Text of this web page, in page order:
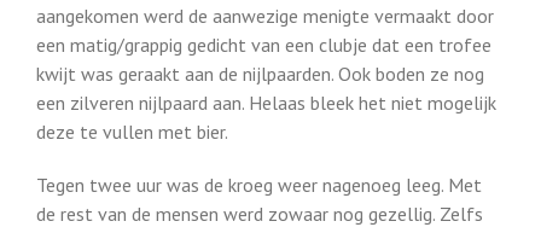
aangekomen werd de aanwezige menigte vermaakt door
een matig/grappig gedicht van een clubje dat een trofee
kwijt was geraakt aan de nijlpaarden. Ook boden ze nog
een zilveren nijlpaard aan. Helaas bleek het niet mogelijk
deze te vullen met bier.
Tegen twee uur was de kroeg weer nagenoeg leeg. Met
de rest van de mensen werd zowaar nog gezellig. Zelfs